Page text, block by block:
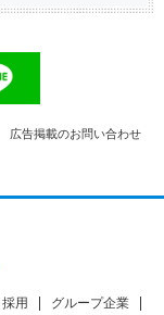
広告掲載のお問い合わせ
採用 グループ企業